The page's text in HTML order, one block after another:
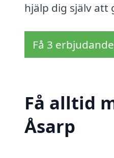
hjälp dig själv att
Få 3
Få alltid
Åsarp